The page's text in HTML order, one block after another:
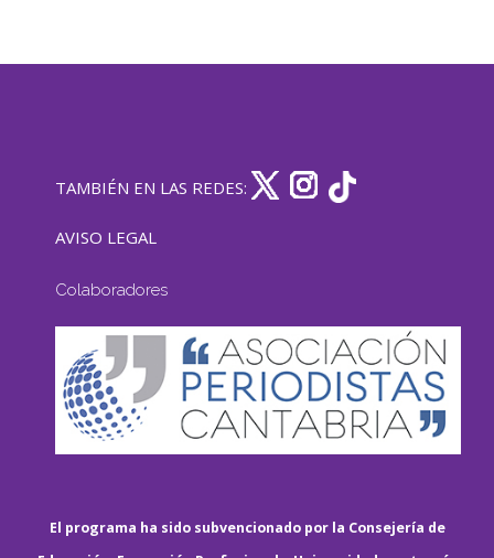
TAMBIÉN EN LAS REDES:
AVISO LEGAL
Colaboradores
El programa ha sido subvencionado por la Consejería de